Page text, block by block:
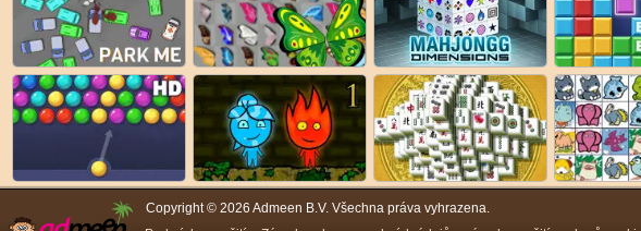
Copyright © 2026 Admeen B.V. Všechna práva vyhrazena.